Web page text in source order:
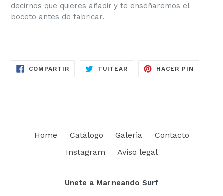
decirnos que quieres añadir y te enseñaremos el
boceto antes de fabricar.
COMPARTIRCOMPARTIRTUITEAR TUITEARHACER PIN
Home Catálogo Galeria
Contacto
Instagram
Aviso legal
Unete a Marineando Surf